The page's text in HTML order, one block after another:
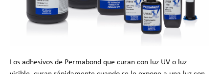
Los adhesivos de Permabond que curan con luz UV o luz